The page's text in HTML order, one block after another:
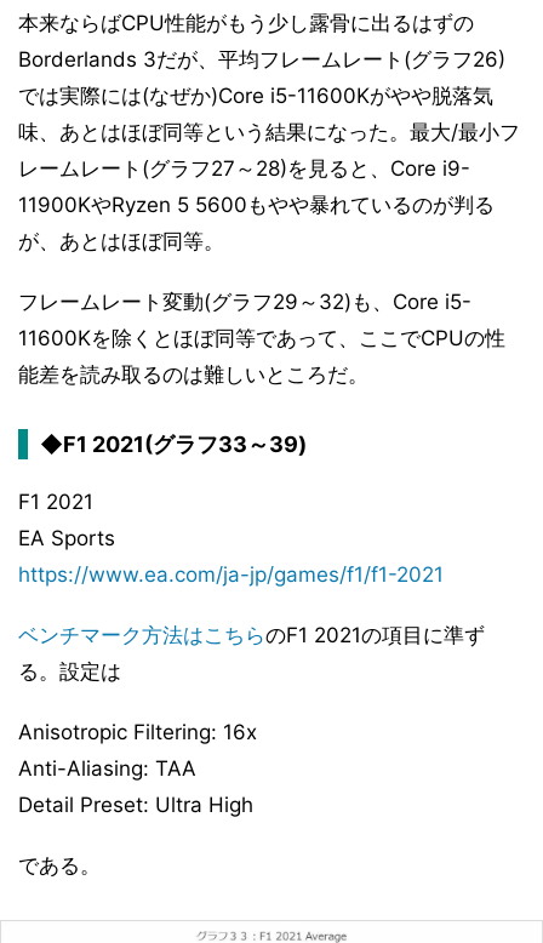
本来ならばCPU性能がもう少し露骨に出るはずの
Borderlands 3だが、平均フレームレート(グラフ26)
では実際には(なぜか)Core i5-11600Kがやや脱落気
味、あとはほぼ同等という結果になった。最大/最小フ
レームレート(グラフ27～28)を見ると、Core i9-
11900KやRyzen 5 5600もやや暴れているのが判る
が、あとはほぼ同等。
フレームレート変動(グラフ29～32)も、Core i5-
11600Kを除くとほぼ同等であって、ここでCPUの性
能差を読み取るのは難しいところだ。
◆F1 2021(グラフ33～39)
F1 2021
EA Sports
https://www.ea.com/ja-jp/games/f1/f1-2021
ベンチマーク方法はこちらのF1 2021の項目に準ず
る。設定は
Anisotropic Filtering: 16x
Anti-Aliasing: TAA
Detail Preset: Ultra High
である。